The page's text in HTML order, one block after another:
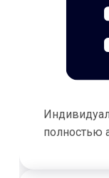
полностью